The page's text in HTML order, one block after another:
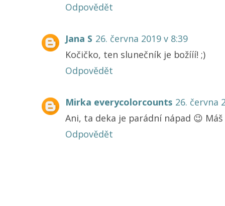
Odpovědět
Jana S 26. června 2019 v 8:39
Kočičko, ten slunečník je božííí! ;)
Odpovědět
Mirka everycolorcounts 26. června
Ani, ta deka je parádní nápad 😉
Odpovědět